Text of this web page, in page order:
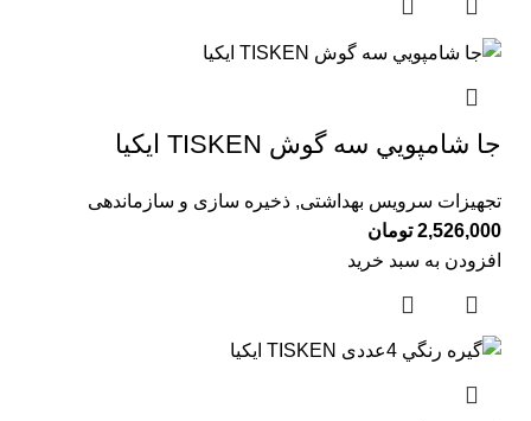
جا شامپويي سه گوش TISKEN ايكيا
تجهیزات سرویس بهداشتی, ذخیره سازی و سازماندهی
2,526,000 تومان
افزودن به سبد خرید